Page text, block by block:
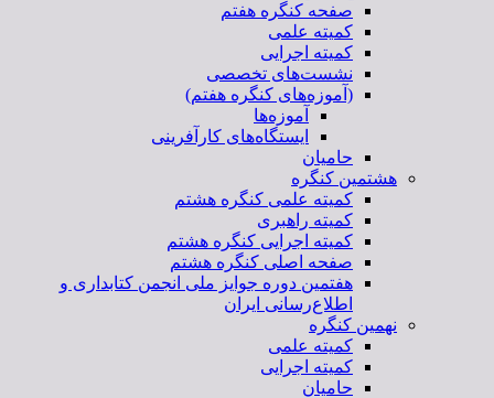
صفحه کنگره هفتم
کمیته علمی
کمیته اجرایی
نشست‌های تخصصی
(آموزه‌های کنگره هفتم)
آموزه‌ها
ایستگاه‌های کارآفرینی
حامیان
هشتمین کنگره
کمیته علمی کنگره هشتم
کمیته راهبری
کمیته اجرایی کنگره هشتم
صفحه اصلی کنگره هشتم
هفتمین دوره جوایز ملی انجمن کتابداری و
اطلاع‌رسانی ایران
نهمین کنگره
کمیته علمی
کمیته اجرایی
حامیان